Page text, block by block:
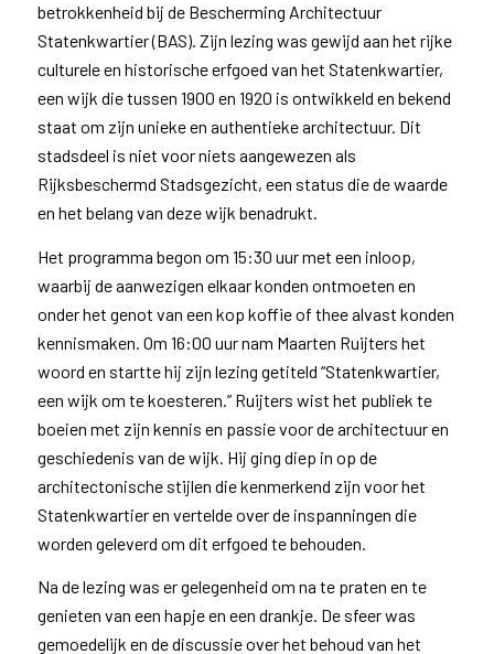
betrokkenheid bij de Bescherming Architectuur
Statenkwartier (BAS). Zijn lezing was gewijd aan het rijke
culturele en historische erfgoed van het Statenkwartier,
een wijk die tussen 1900 en 1920 is ontwikkeld en bekend
staat om zijn unieke en authentieke architectuur. Dit
stadsdeel is niet voor niets aangewezen als
Rijksbeschermd Stadsgezicht, een status die de waarde
en het belang van deze wijk benadrukt.
Het programma begon om 15:30 uur met een inloop,
waarbij de aanwezigen elkaar konden ontmoeten en
onder het genot van een kop koffie of thee alvast konden
kennismaken. Om 16:00 uur nam Maarten Ruijters het
woord en startte hij zijn lezing getiteld “Statenkwartier,
een wijk om te koesteren.” Ruijters wist het publiek te
boeien met zijn kennis en passie voor de architectuur en
geschiedenis van de wijk. Hij ging diep in op de
architectonische stijlen die kenmerkend zijn voor het
Statenkwartier en vertelde over de inspanningen die
worden geleverd om dit erfgoed te behouden.
Na de lezing was er gelegenheid om na te praten en te
genieten van een hapje en een drankje. De sfeer was
gemoedelijk en de discussie over het behoud van het